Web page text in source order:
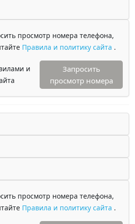
просмотр номера телефона,
Правила и политику сайта .
и
Запросить
просмотр номера
просмотр номера телефона,
Правила и политику сайта .